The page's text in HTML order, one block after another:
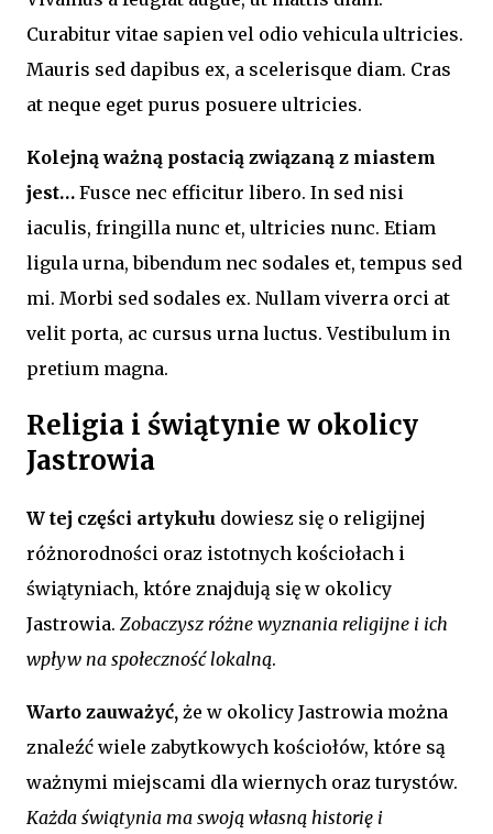
Curabitur vitae sapien vel odio vehicula ultricies.
Mauris sed dapibus ex, a scelerisque diam. Cras
at neque eget purus posuere ultricies.
Kolejną ważną postacią związaną z miastem
jest… Fusce nec efficitur libero. In sed nisi
iaculis, fringilla nunc et, ultricies nunc. Etiam
ligula urna, bibendum nec sodales et, tempus sed
mi. Morbi sed sodales ex. Nullam viverra orci at
velit porta, ac cursus urna luctus. Vestibulum in
pretium magna.
Religia i świątynie w okolicy
Jastrowia
W tej części artykułu dowiesz się o religijnej
różnorodności oraz istotnych kościołach i
świątyniach, które znajdują się w okolicy
Jastrowia. Zobaczysz różne wyznania religijne i ich
wpływ na społeczność lokalną.
Warto zauważyć, że w okolicy Jastrowia można
znaleźć wiele zabytkowych kościołów, które są
ważnymi miejscami dla wiernych oraz turystów.
Każda świątynia ma swoją własną historię i